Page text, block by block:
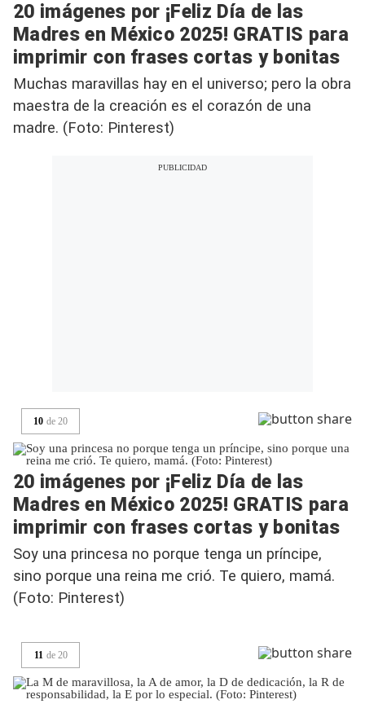
20 imágenes por ¡Feliz Día de las
Madres en México 2025! GRATIS para
imprimir con frases cortas y bonitas
Muchas maravillas hay en el universo; pero la obra
maestra de la creación es el corazón de una
madre. (Foto: Pinterest)
10 de 20
20 imágenes por ¡Feliz Día de las
Madres en México 2025! GRATIS para
imprimir con frases cortas y bonitas
Soy una princesa no porque tenga un príncipe,
sino porque una reina me crió. Te quiero, mamá.
(Foto: Pinterest)
11 de 20